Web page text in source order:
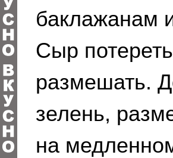
баклажанам
Сыр
размешать.
зелень,
на